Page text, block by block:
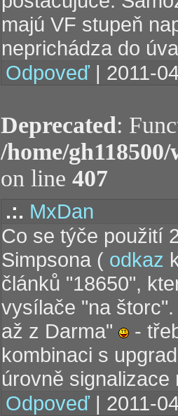
majú VF stupeň
neprichádza do
Odpoveď | 2011-
Deprecated:
/home/
on line 407
.:. MxDan
Co se týče použití
Simpsona ( odkaz
článků "18650",
vysílače "na
až z Darma"
-
kombinaci s
úrovně
Odpoveď | 2011-